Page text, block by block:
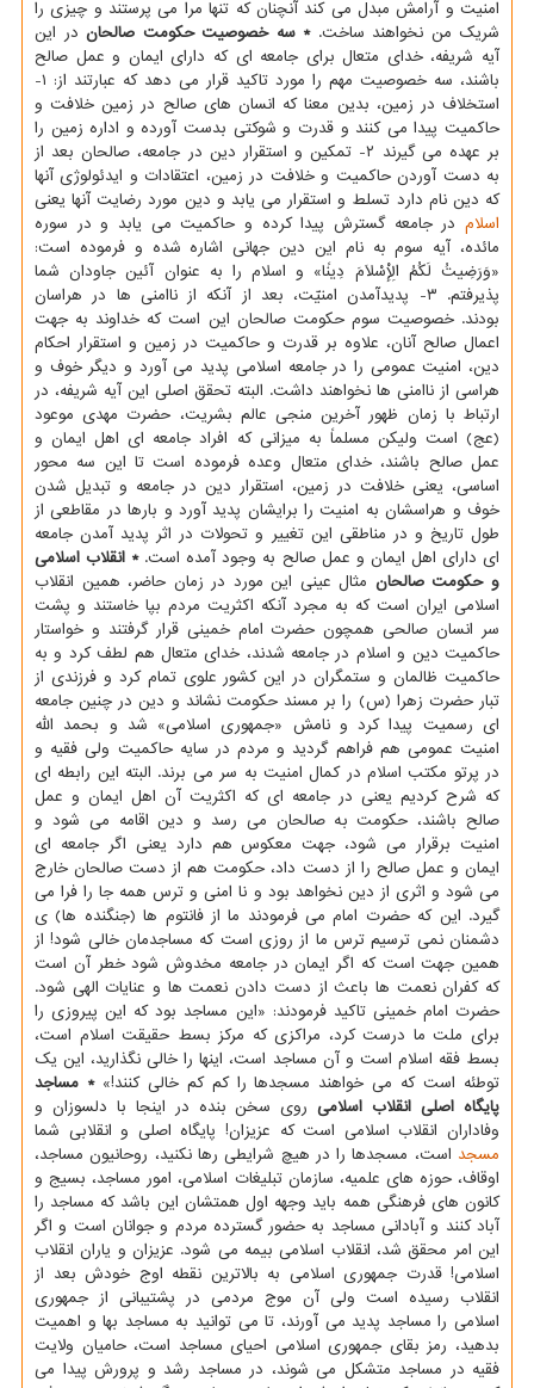
امنیت و آرامش مبدل می کند آنچنان که تنها مرا می پرستند و چیزی را
شریک من نخواهند ساخت.* سه خصوصیت حکومت صالحان در این
آیه شریفه، خدای متعال برای جامعه ای که دارای ایمان و عمل صالح
باشند، سه خصوصیت مهم را مورد تاکید قرار می دهد که عبارتند از: ۱-
استخلاف در زمین، بدین معنا که انسان های صالح در زمین خلافت و
حاکمیت پیدا می کنند و قدرت و شوکتی بدست آورده و اداره زمین را
بر عهده می گیرند ۲- تمکین و استقرار دین در جامعه، صالحان بعد از
به دست آوردن حاکمیت و خلافت در زمین، اعتقادات و ایدئولوژی آنها
که دین نام دارد تسلط و استقرار می یابد و دین مورد رضایت آنها یعنی
اسلام در جامعه گسترش پیدا کرده و حاکمیت می یابد و در سوره
مائده، آیه سوم به نام این دین جهانی اشاره شده و فرموده است:
«وَرَضِیتُ لَکُمُ الْإِسْلَامَ دِینًا» و اسلام را به عنوان آئین جاودان شما
پذیرفتم. ۳- پدیدآمدن امنیّت، بعد از آنکه از ناامنی ها در هراسان
بودند. خصوصیت سوم حکومت صالحان این است که خداوند به جهت
اعمال صالح آنان، علاوه بر قدرت و حاکمیت در زمین و استقرار احکام
دین، امنیت عمومی را در جامعه اسلامی پدید می آورد و دیگر خوف و
هراسی از ناامنی ها نخواهند داشت. البته تحقق اصلی این آیه شریفه، در
ارتباط با زمان ظهور آخرین منجی عالم بشریت، حضرت مهدی موعود
(عج) است ولیکن مسلماً به میزانی که افراد جامعه ای اهل ایمان و
عمل صالح باشند، خدای متعال وعده فرموده است تا این سه محور
اساسی، یعنی خلافت در زمین، استقرار دین در جامعه و تبدیل شدن
خوف و هراسشان به امنیت را برایشان پدید آورد و بارها در مقاطعی از
طول تاریخ و در مناطقی این تغییر و تحولات در اثر پدید آمدن جامعه
ای دارای اهل ایمان و عمل صالح به وجود آمده است.* انقلاب اسلامی
و حکومت صالحان مثال عینی این مورد در زمان حاضر، همین انقلاب
اسلامی ایران است که به مجرد آنکه اکثریت مردم بپا خاستند و پشت
سر انسان صالحی همچون حضرت امام خمینی قرار گرفتند و خواستار
حاکمیت دین و اسلام در جامعه شدند، خدای متعال هم لطف کرد و به
حاکمیت ظالمان و ستمگران در این کشور علوی تمام کرد و فرزندی از
تبار حضرت زهرا (س) را بر مسند حکومت نشاند و دین در چنین جامعه
ای رسمیت پیدا کرد و نامش «جمهوری اسلامی» شد و بحمد الله
امنیت عمومی هم فراهم گردید و مردم در سایه حاکمیت ولی فقیه و
در پرتو مکتب اسلام در کمال امنیت به سر می برند. البته این رابطه ای
که شرح کردیم یعنی در جامعه ای که اکثریت آن اهل ایمان و عمل
صالح باشند، حکومت به صالحان می رسد و دین اقامه می شود و
امنیت برقرار می شود، جهت معکوس هم دارد یعنی اگر جامعه ای
ایمان و عمل صالح را از دست داد، حکومت هم از دست صالحان خارج
می شود و اثری از دین نخواهد بود و نا امنی و ترس همه جا را فرا می
گیرد. این که حضرت امام می فرمودند ما از فانتوم ها (جنگنده ها) ی
دشمنان نمی ترسیم ترس ما از روزی است که مساجدمان خالی شود! از
همین جهت است که اگر ایمان در جامعه مخدوش شود خطر آن است
که کفران نعمت ها باعث از دست دادن نعمت ها و عنایات الهی شود.
حضرت امام خمینی تاکید فرمودند: «این مساجد بود که این پیروزی را
برای ملت ما درست کرد، مراکزی که مرکز بسط حقیقت اسلام است،
بسط فقه اسلام است و آن مساجد است، اینها را خالی نگذارید، این یک
توطئه است که می خواهند مسجدها را کم کم خالی کنند!»* مساجد
پایگاه اصلی انقلاب اسلامیروی سخن بنده در اینجا با دلسوزان و
وفاداران انقلاب اسلامی است که عزیزان! پایگاه اصلی و انقلابی شما
مسجد است، مسجدها را در هیچ شرایطی رها نکنید، روحانیون مساجد،
اوقاف، حوزه های علمیه، سازمان تبلیغات اسلامی، امور مساجد، بسیج و
کانون های فرهنگی همه باید وجهه اول همتشان این باشد که مساجد را
آباد کنند و آبادانی مساجد به حضور گسترده مردم و جوانان است و اگر
این امر محقق شد، انقلاب اسلامی بیمه می شود. عزیزان و یاران انقلاب
اسلامی! قدرت جمهوری اسلامی به بالاترین نقطه اوج خودش بعد از
انقلاب رسیده است ولی آن موج مردمی در پشتیبانی از جمهوری
اسلامی را مساجد پدید می آورند، تا می توانید به مساجد بها و اهمیت
بدهید، رمز بقای جمهوری اسلامی احیای مساجد است، حامیان ولایت
فقیه در مساجد متشکل می شوند، در مساجد رشد و پرورش پیدا می